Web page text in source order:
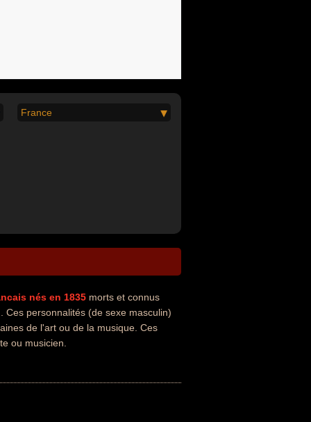
France
nés en 1835 morts et connus
Ces personnalités (de sexe masculin)
de l'art ou de la musique. Ces
ou musicien.